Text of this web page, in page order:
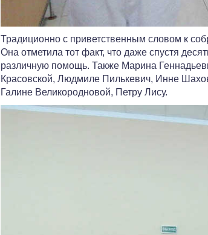
Традиционно с приветственным словом к
Она отметила тот факт, что даже спустя
различную помощь. Также Марина
Красовской, Людмиле Пилькевич, Инне
Галине Великородновой, Петру Лису.